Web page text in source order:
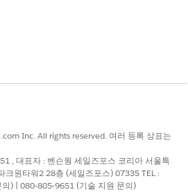
한 의견을 보내주세요.
Inc. All rights reserved. 여러 등록 상표는
, 대표자 : 벤슨웡 세일즈포스 코리아 서울특
크원타워2 28층 (세일즈포스) 07335 TEL :
) | 080-805-9651 (기술 지원 문의)